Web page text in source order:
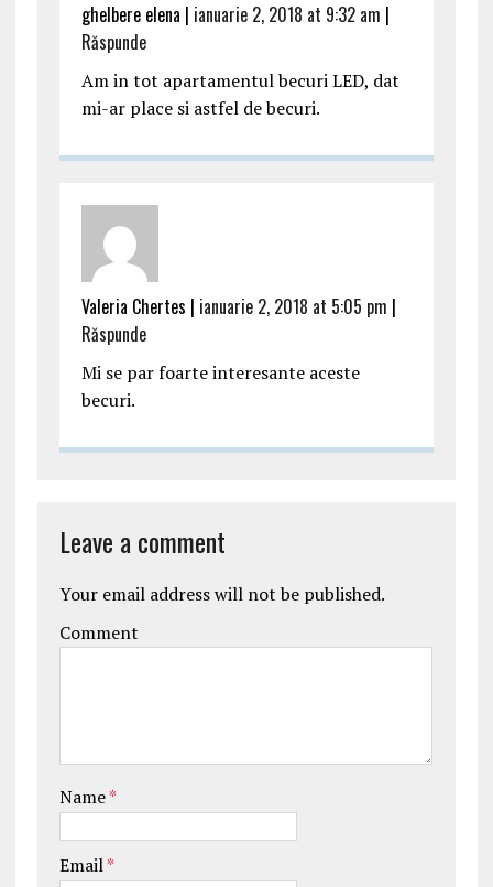
ghelbere elena | ianuarie 2, 2018 at 9:32 am |
Răspunde
Am in tot apartamentul becuri LED, dat
mi-ar place si astfel de becuri.
Valeria Chertes | ianuarie 2, 2018 at 5:05 pm |
Răspunde
Mi se par foarte interesante aceste
becuri.
Leave a comment
Your email address will not be published.
Comment
Name*
Email*